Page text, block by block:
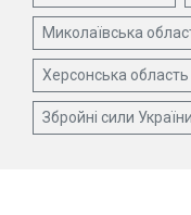
Миколаївська
Херсонська область
Збройні сили України